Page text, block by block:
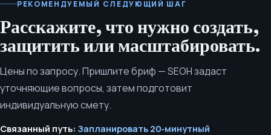
РЕКОМЕНДУЕМЫЙ СЛЕДУЮЩИЙ ШАГ
Расскажите, что нужно создать,
защитить или масштабировать.
Цены по запросу. Пришлите бриф — SEOH задаст
уточняющие вопросы, затем подготовит
индивидуальную смету.
Связанный путь: Запланировать 20‑минутный